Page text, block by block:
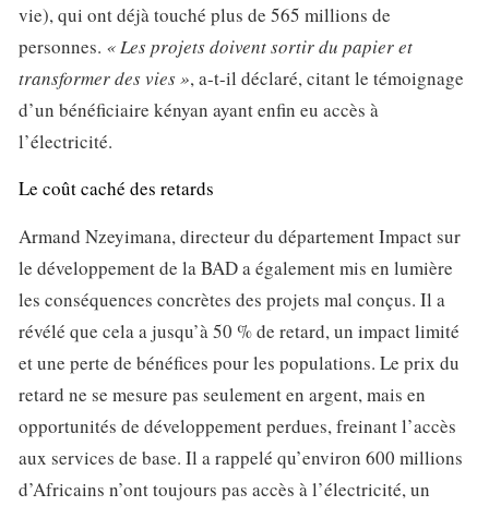
vie), qui ont déjà touché plus de 565 millions de
personnes. « Les projets doivent sortir du papier et
transformer des vies », a-t-il déclaré, citant le témoignage
d’un bénéficiaire kényan ayant enfin eu accès à
l’électricité.
Le coût caché des retards
Armand Nzeyimana, directeur du département Impact sur
le développement de la BAD a également mis en lumière
les conséquences concrètes des projets mal conçus. Il a
révélé que cela a jusqu’à 50 % de retard, un impact limité
et une perte de bénéfices pour les populations. Le prix du
retard ne se mesure pas seulement en argent, mais en
opportunités de développement perdues, freinant l’accès
aux services de base. Il a rappelé qu’environ 600 millions
d’Africains n’ont toujours pas accès à l’électricité, un